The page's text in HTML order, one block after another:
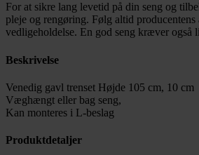
For at sikre lang levetid på din seng og
pleje og rengøring. Følg altid
vedligeholdelse. En god seng kræver også
Beskrivelse
Venedig gavl trenset Højde 105 cm, 10 cm
Væghængt eller bag seng,
Kan monteres i L-beslag
Produktdetaljer